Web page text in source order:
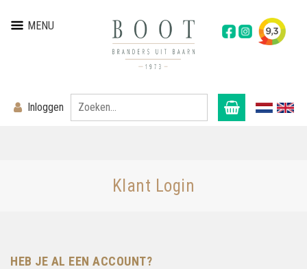
MENU
Inloggen
Klant Login
HEB JE AL EEN ACCOUNT?